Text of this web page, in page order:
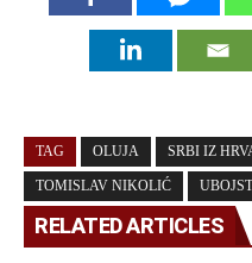
TAG OLUJA SRBI IZ
TOMISLAV NIKOLIĆ
RELATED ARTICLES